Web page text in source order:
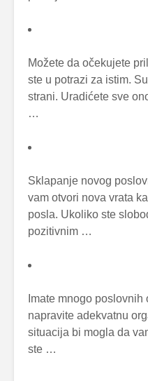
Možete da očekujete
ste u potrazi za istim.
strani. Uradićete sve
…
Sklapanje novog
vam otvori nova vrata
posla. Ukoliko ste
pozitivnim …
Imate mnogo
napravite adekvatnu
situacija bi mogla da
ste …